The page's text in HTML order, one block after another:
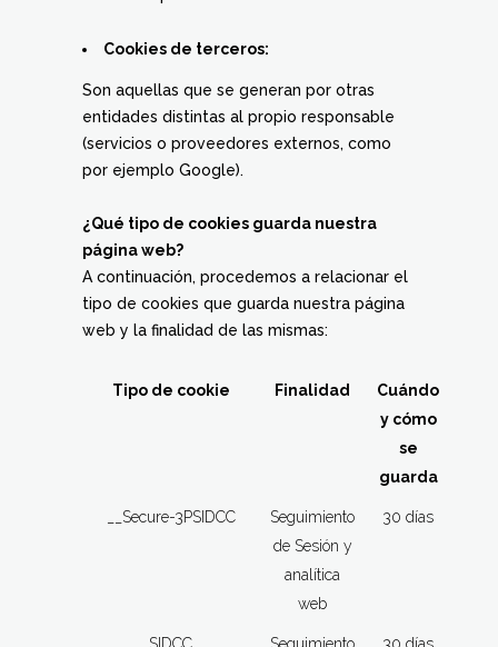
Cookies de terceros:
Son aquellas que se generan por otras
entidades distintas al propio responsable
(servicios o proveedores externos, como
por ejemplo Google).
¿Qué tipo de cookies guarda nuestra
página web?
A continuación, procedemos a relacionar el
tipo de cookies que guarda nuestra página
web y la finalidad de las mismas:
Tipo de cookie Finalidad
Cuándo
y cómo
se
guarda
__Secure-3PSIDCC
Seguimiento
de Sesión y
analítica
web
30 días